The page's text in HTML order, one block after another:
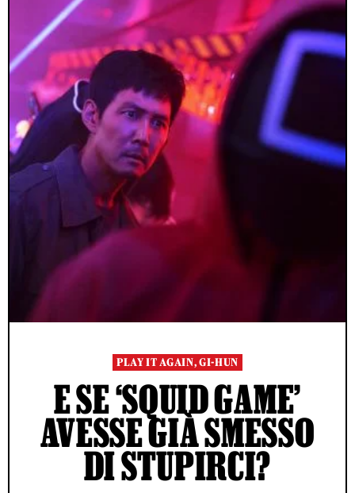
PLAY IT AGAIN, GI-HUN
E SE ‘SQUID GAME’
AVESSE GIÀ SMESSO
DI STUPIRCI?